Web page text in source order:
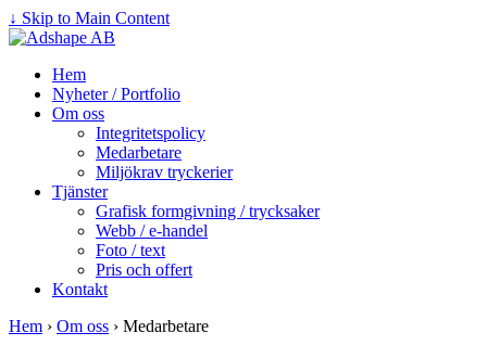
↓ Skip to Main Content
Hem
Nyheter / Portfolio
Om oss
Integritetspolicy
Medarbetare
Miljökrav tryckerier
Tjänster
Grafisk formgivning / trycksaker
Webb / e-handel
Foto / text
Pris och offert
Kontakt
Hem › Om oss › Medarbetare